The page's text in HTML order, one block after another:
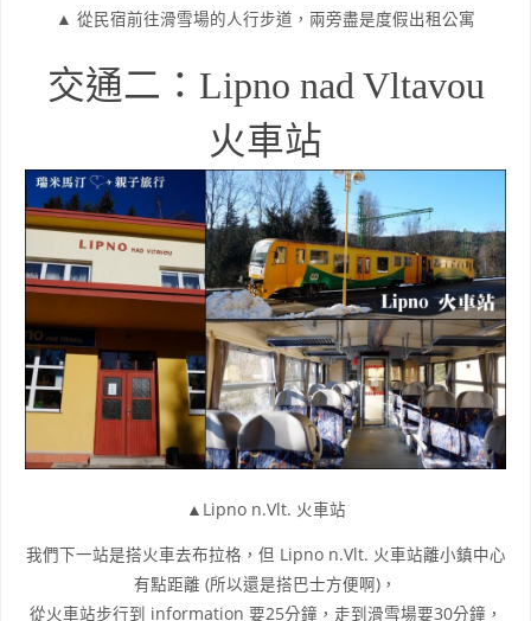
▲ 從民宿前往滑雪場的人行步道，兩旁盡是度假出租公寓
交通二：Lipno nad Vltavou
火車站
▲Lipno n.Vlt. 火車站
我們下一站是搭火車去布拉格，但 Lipno n.Vlt. 火車站離小鎮中心
有點距離 (所以還是搭巴士方便啊)，
從火車站步行到 information 要25分鐘，走到滑雪場要30分鐘，